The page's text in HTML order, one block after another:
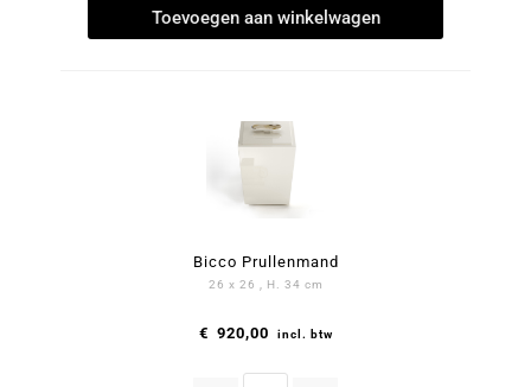
Toevoegen aan winkelwagen
Bicco Prullenmand
26 x 26 , H. 34 cm
€ 920,00 incl. btw